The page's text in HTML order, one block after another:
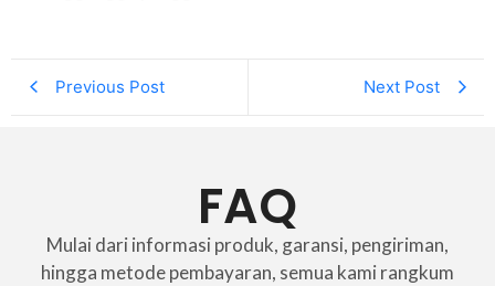
Previous Post Next Post
FAQ
Mulai dari informasi produk, garansi, pengiriman,
hingga metode pembayaran, semua kami rangkum